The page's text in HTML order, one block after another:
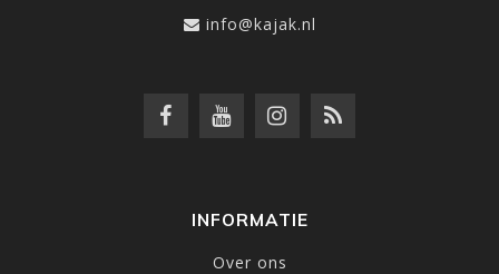
info@kajak.nl
INFORMATIE
Over ons